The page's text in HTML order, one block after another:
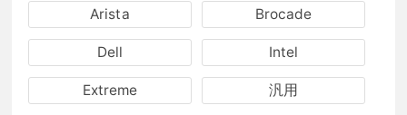
Arista Brocade
Dell Intel
Extreme 汎用